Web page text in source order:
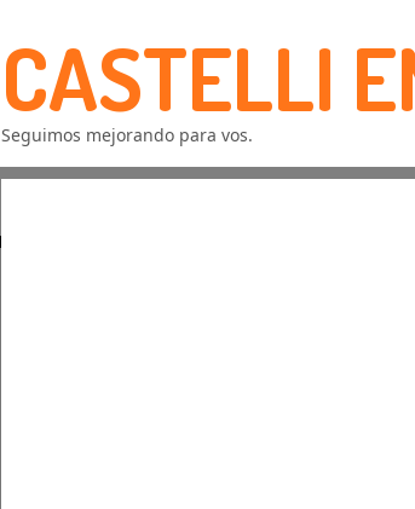
CASTELLI
Seguimos mejorando para vos.